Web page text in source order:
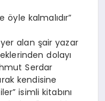
kalmalıdır”
alan şair yazar
dolayı
Serdar
kendisine
isimli kitabını